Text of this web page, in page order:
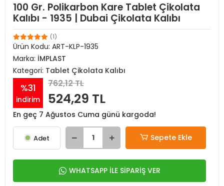
100 Gr. Polikarbon Kare Tablet Çikolata
Kalıbı - 1935 | Dubai Çikolata Kalıbı
(1)
Ürün Kodu: ART-KLP-1935
Marka: İMPLAST
Kategori: Tablet Çikolata Kalıbı
%31
indirim
762,12 TL
524,29 TL
En geç 7 Ağustos Cuma günü kargoda!
Adet Sepete Ekle
WHATSAPP İLE SİPARİŞ VER